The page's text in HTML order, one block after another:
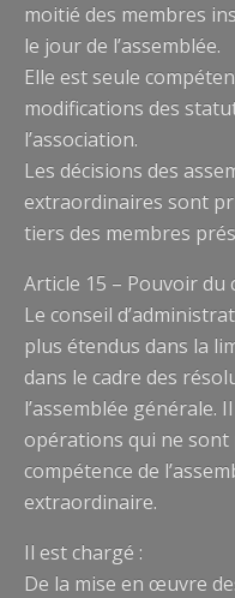
moitié des membres
le jour de l’assemblée.
Elle est seule
modifications des
l’association.
Les décisions des
extraordinaires sont
tiers des membres
Article 15 – Pouvoir du
Le conseil
plus étendus dans la
dans le cadre des
l’assemblée générale.
opérations qui ne
compétence de
extraordinaire.
Il est chargé :
De la mise en œuvre